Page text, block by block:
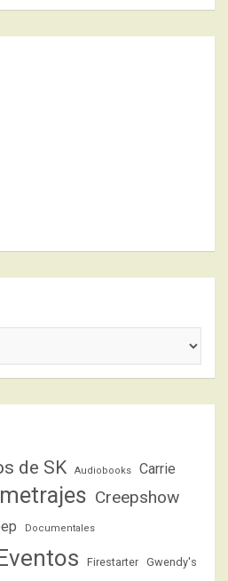
de SK Audiobooks Carrie
Creepshow
Documentales
Firestarter Gwendy's